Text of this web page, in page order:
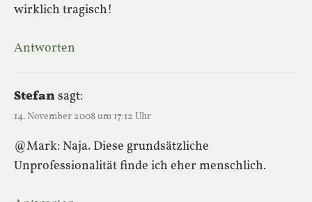
wirklich tragisch!
Antworten
Stefansagt:
14. November 2008 um 17:12 Uhr
@Mark: Naja. Diese grundsätzliche
Unprofessionalität finde ich eher menschlich.